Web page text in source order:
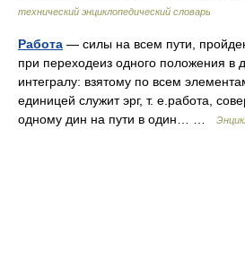
технический энциклопедический словарь
Работа — силы на всем пути,
при переходеиз одного положения в
интегралу: взятому по всем
единицей служит эрг, т. е.работа,
одному дин на пути в один… …